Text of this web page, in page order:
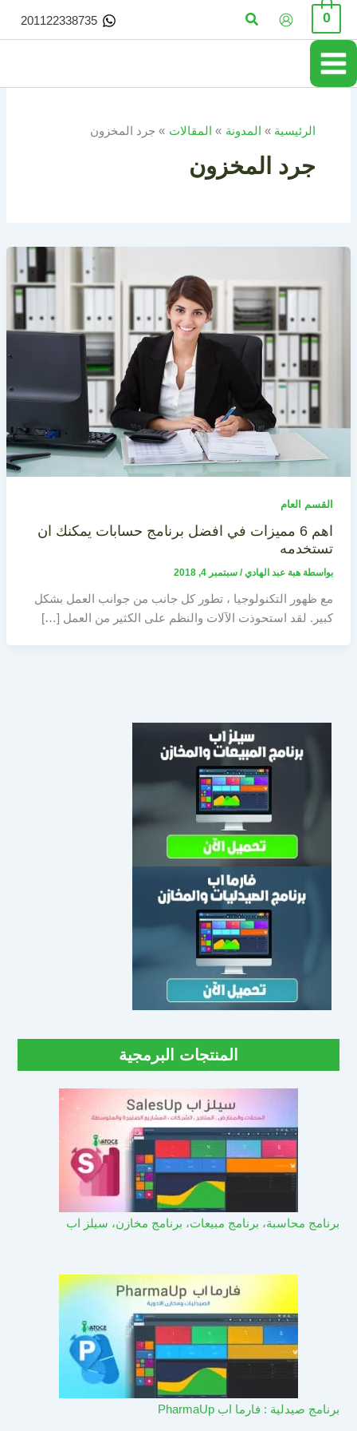
تخطي
المحتوى
0 البحث 201122338735
الرئيسية المدونة المقالات جرد المخزون
جرد المخزون
القسم العام
اهم 6 مميزات في افضل برنامج حسابات يمكنك ان
تستخدمه
بواسطة هبة عبد الهادي/ سبتمبر 4, 2018
مع ظهور التكنولوجيا ، تطور كل جانب من جوانب العمل بشكل
كبير. لقد استحوذت الآلات والنظم على الكثير من العمل […]
المنتجات البرمجية
برنامج محاسبة، برنامج مبيعات، برنامج مخازن، سيلز اب
برنامج صيدلية : فارما اب PharmaUp​